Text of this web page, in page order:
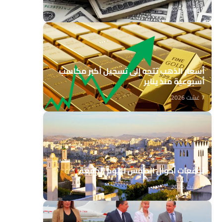
7 غشت 2026
أسعار الذهب تتجه إلى تسجيل أكبر مكاسب
أسبوعية منذ يناير
7 غشت 2026
توقعات أحوال الطقس لليوم الجمعة
7 غشت 2026